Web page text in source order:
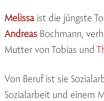
Melissaist die jüngste
Andreas Bochmann,
Mutter von Tobias und
Von Beruf ist sie
Sozialarbeit und einem